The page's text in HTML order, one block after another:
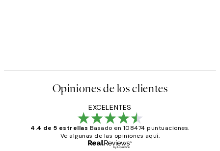
Opiniones de los clientes
EXCELENTES
4.4 de 5 estrellas Basado en 108474 puntuaciones.
Ve algunas de las opiniones aquí.